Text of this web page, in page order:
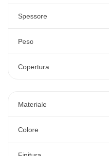
Spessore
Peso
Copertura
Materiale
Colore